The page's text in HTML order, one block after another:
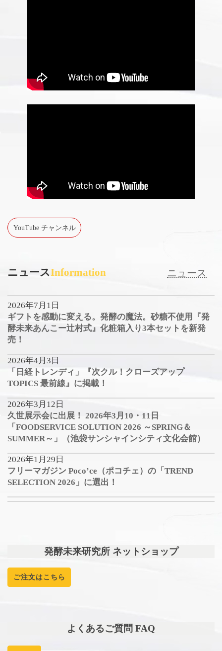
YouTube チャンネル
ニュースInformation ニュース
2026年7月1日
ギフトを感動に変える。発酵の魔法。砂糖不使用『発
酵未来あんこー辻村式』化粧箱入り3本セットを新発
売！
2026年4月3日
「日経トレンディ」『次クル！クローズアップ
TOPICS 最前線』に掲載！
2026年3月12日
久世展示会に出展！ 2026年3月10・11日
「FOODSERVICE SOLUTION 2026 ～SPRING＆
SUMMER～」（池袋サンシャインシティ文化会館）
2026年1月29日
フリーマガジン Poco’ce（ポコチェ）の「TREND
SELECTION 2026」に選出！
発酵未来研究所 ネットショップ
ご注文はこちら
よくあるご質問 FAQ